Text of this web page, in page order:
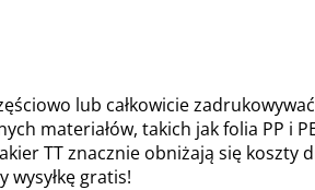
lub całkowicie
materiałów, takich jak folia PP i
TT znacznie obniżają się koszty
gratis!